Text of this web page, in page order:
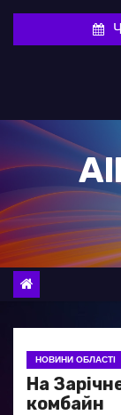
и
о
в
НОВИНИ ОБЛАСТІ
На
комбайн